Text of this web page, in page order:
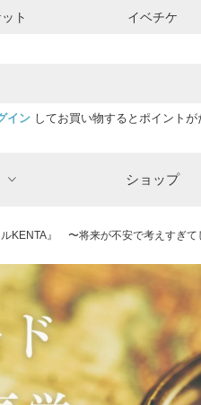
ト イベチケ
インしてお買い物するとポイントが
ショップ
ルKENTA』 〜将来が不安で考えすぎ